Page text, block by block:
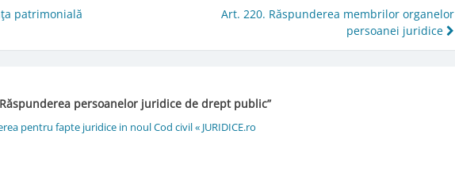
patrimonială
Art. 220. Răspunderea membrilor organelor
persoanei juridice
persoanelor juridice de drept public”
pentru fapte juridice in noul Cod civil « JURIDICE.ro